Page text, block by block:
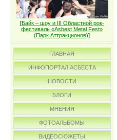
[Байк – шоу и III Областной рок-
фестиваль «Asbest Metal Fest»
(Парк Аттракционов)]
ГЛАВНАЯ
ИНФОПОРТАЛ АСБЕСТА
НОВОСТИ
БЛОГИ
МНЕНИЯ
ФОТОАЛЬБОМЫ
ВИДЕОСЮЖЕТЫ